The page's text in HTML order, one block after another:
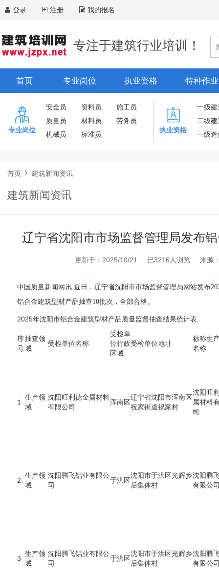
登录 注册 我的报名
专注于建筑行业培训！
首页 专业岗位 执业资格 特种作业
专业岗位
安全员 资料员
施工员
质量员
材料员
劳务员
机械员
标准员
执业资格
一级
二级
一级
首页 建筑新闻资讯
建筑新闻资讯
辽宁省沈阳市市场监督管理局发布
更新于：2025/10/21 已3216 人浏览 来源
中国质量新闻网讯 近日，辽宁省沈阳市市场监督管理局网站发布
铝合金建筑型材产品抽查10批次，全部合格。
2025年沈阳市铝合金建筑型材产品质量监督抽查结果统计表
序
号
抽查领
域
受检单位名称
受检单
位行政
区域
受检单位地址
标称生
名称
1
生产领
域
沈阳旺利德金属材料
有限公司
浑南区
辽宁省沈阳市浑南区
祝家街道祝家村
沈阳旺
属材料
司
2
生产领
域
沈阳腾飞铝业有限公
司
于洪区
沈阳市于洪区光辉乡
后集体村
沈阳腾
有限公
3
生产领
域
沈阳腾飞铝业有限公
司
于洪区
沈阳市于洪区光辉乡
后集体村
沈阳腾
有限公